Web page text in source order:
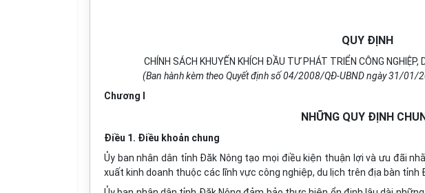
QUY ĐỊNH
CHÍNH SÁCH KHUYẾN KHÍCH ĐẦU TƯ PHÁT TRIỂN CÔNG
(Ban hành kèm theo Quyết định số 04/2008/QĐ-UBND ngày 31/01/
Chương I
NHỮNG QUY ĐỊNH
Điều 1. Điều khoản chung
Ủy ban nhân dân tỉnh Đăk Nông tạo mọi điều kiện thuận lợi và ưu đãi
xuất kinh doanh thuộc các lĩnh vực công nghiệp, du lịch trên địa bàn tỉnh